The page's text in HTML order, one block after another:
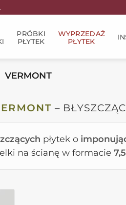
PRÓBKI
PŁYTEK
WYPRZEDAŻ
PŁYTEK
VERMONT
–
płytek o
na ścianę w formacie